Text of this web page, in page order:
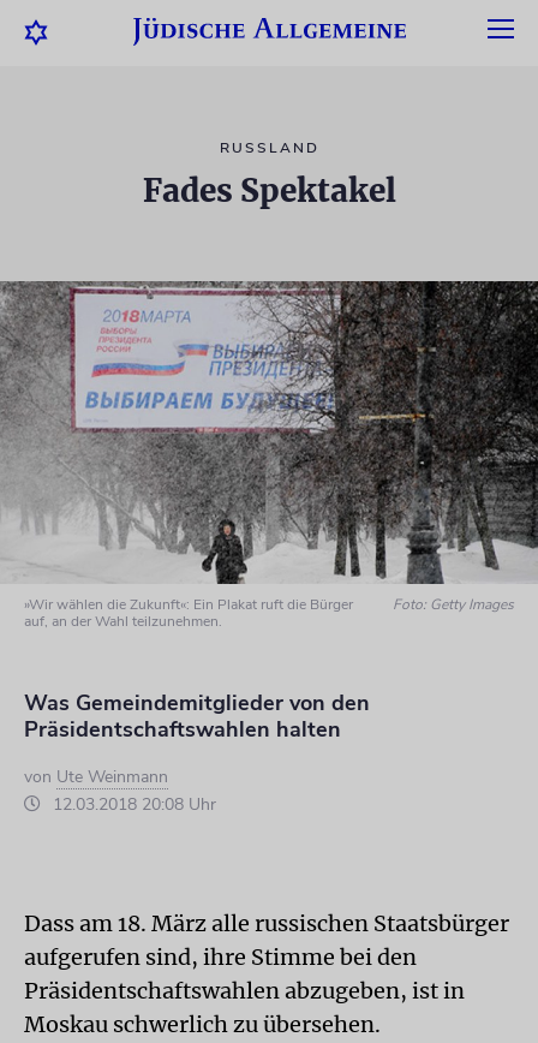
RUSSLAND
Fades Spektakel
»Wir wählen die Zukunft«: Ein Plakat ruft die Bürger
auf, an der Wahl teilzunehmen.
Foto: Getty Images
Was Gemeindemitglieder von den
Präsidentschaftswahlen halten
von Ute Weinmann
12.03.2018 20:08 Uhr
Dass am 18. März alle russischen Staatsbürger
aufgerufen sind, ihre Stimme bei den
Präsidentschaftswahlen abzugeben, ist in
Moskau schwerlich zu übersehen.